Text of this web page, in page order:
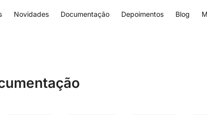
Novidades Documentação Depoimentos Blog